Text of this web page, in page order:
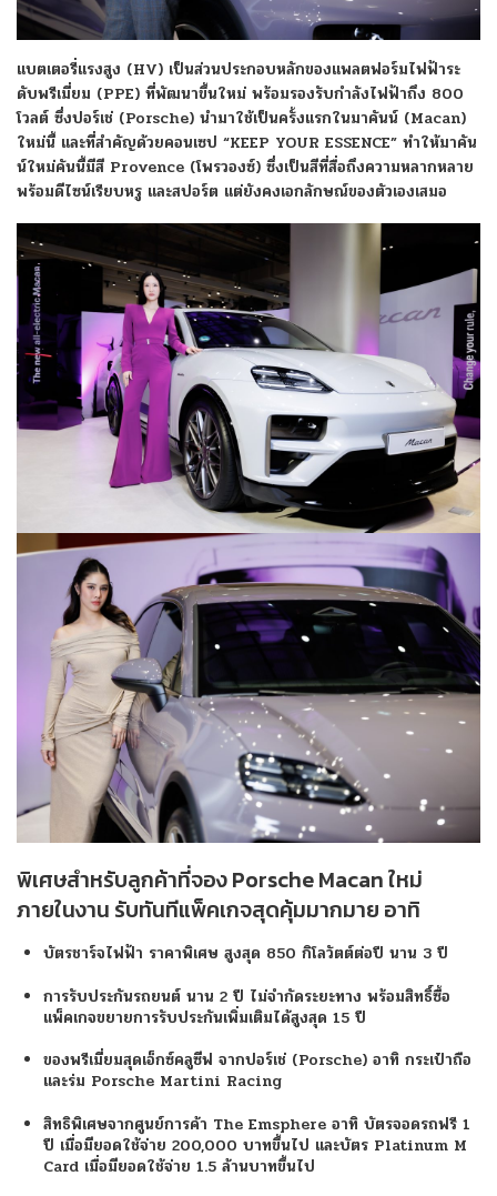
แบตเตอรี่แรงสูง (HV) เป็นส่วนประกอบหลักของแพลตฟอร์มไฟฟ้าระ
ดับพรีเมี่ยม (PPE) ที่พัฒนาขึ้นใหม่ พร้อมรองรับกำลังไฟฟ้าถึง 800
โวลต์ ซึ่งปอร์เช่ (Porsche) นำมาใช้เป็นครั้งแรกในมาคันน์ (Macan)
ใหม่นี้ และที่สำคัญด้วยคอนเซป “KEEP YOUR ESSENCE” ทำให้มาคัน
น์ใหม่คันนี้มีสี Provence (โพรวองซ์) ซึ่งเป็นสีที่สื่อถึงความหลากหลาย
พร้อมดีไซน์เรียบหรู และสปอร์ต แต่ยังคงเอกลักษณ์ของตัวเองเสมอ
พิเศษสำหรับลูกค้าที่จอง Porsche Macan ใหม่
ภายในงาน รับทันทีแพ็คเกจสุดคุ้มมากมาย อาทิ
บัตรชาร์จไฟฟ้า ราคาพิเศษ สูงสุด 850 กิโลวัตต์ต่อปี นาน 3 ปี
การรับประกันรถยนต์ นาน 2 ปี ไม่จำกัดระยะทาง พร้อมสิทธิ์ซื้อ
แพ็คเกจขยายการรับประกันเพิ่มเติมได้สูงสุด 15 ปี
ของพรีเมี่ยมสุดเอ็กซ์คลูซีฟ จากปอร์เช่ (Porsche) อาทิ กระเป๋าถือ
และร่ม Porsche Martini Racing
สิทธิพิเศษจากศูนย์การค้า The Emsphere อาทิ บัตรจอดรถฟรี 1
ปี เมื่อมียอดใช้จ่าย 200,000 บาทขึ้นไป และบัตร Platinum M
Card เมื่อมียอดใช้จ่าย 1.5 ล้านบาทขึ้นไป